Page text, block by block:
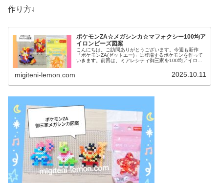
作り方↓
ポケモンZA☆メガシンカ☆マフォクシー100均ア
イロンビーズ図案
こんにちは。ご訪問ありがとうございます。今週も新作
「ポケモンZA(ゼットエー)」に登場するポケモンを作って
いきます。前回は、ミアレシティ御三家を100均アイロン
migiteni-lemon.com 2025.10.11